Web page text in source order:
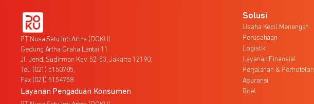
PT Nusa Satu Inti Artha (DOKU)
Gedung Artha Graha Lantai 11
Jl. Jend. Sudirman Kav. 52-53, Jakarta 12190
Tel. (021) 5150785,
Fax (021) 5154758
Layanan Pengaduan Konsumen
Solusi
Usaha Kecil Menengah
Perusahaan
Logistik
Layanan Finansial
Perjalanan & Perhotelan
Asuransi
Ritel